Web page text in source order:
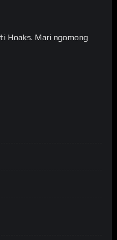
Hoaks. Mari ngomong